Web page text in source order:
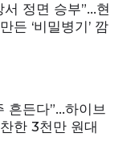
서 정면 승부”…현
든 ‘비밀병기’ 깜
흔든다”…하이브
한 3천만 원대